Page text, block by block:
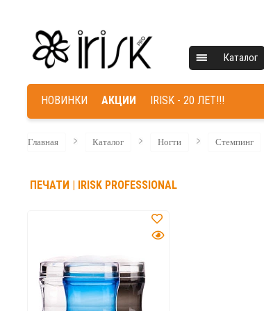
Каталог
НОВИНКИ АКЦИИ IRISK - 20 ЛЕТ!!!
Главная Каталог Ногти Стемпинг
ПЕЧАТИ | IRISK PROFESSIONAL